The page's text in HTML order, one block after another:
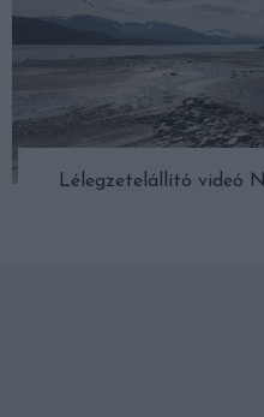
Lélegzetelállító videó